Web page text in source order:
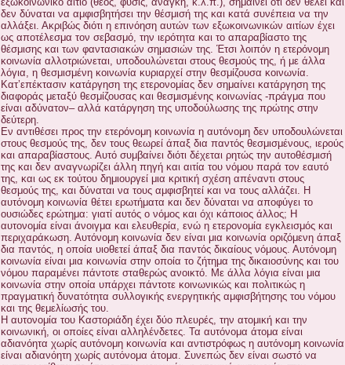
δεν δύναται να αμφισβητήσει την θέσμισή της και κατά συνέπεια να την
αλλάξει. Ακριβώς διότι η επινόηση αυτών των εξωκοινωνικών αιτίων έχει
ως αποτέλεσμα τον σεβασμό, την ιερότητα και το απαραβίαστο της
θέσμισης και των φαντασιακών σημασιών της. Έτσι λοιπόν η ετερόνομη
κοινωνία αλλοτριώνεται, υποδουλώνεται στους θεσμούς της, ή με άλλα
λόγια, η θεσμισμένη κοινωνία κυριαρχεί στην θεσμίζουσα κοινωνία.
Κατ’επέκτασιν κατάργηση της ετερονομίας δεν σημαίνει κατάργηση της
διαφοράς μεταξύ θεσμίζουσας και θεσμισμένης κοινωνίας -πράγμα που
είναι αδύνατον– αλλά κατάργηση της υποδούλωσης της πρώτης στην
δεύτερη.
Εν αντιθέσει προς την ετερόνομη κοινωνία η αυτόνομη δεν υποδουλώνεται
στους θεσμούς της, δεν τους θεωρεί άπαξ δια παντός θεσμισμένους, ιερούς
και απαραβίαστους. Αυτό συμβαίνει διότι δέχεται ρητώς την αυτοθέσμισή
της και δεν αναγνωρίζει άλλη πηγή και αιτία του νόμου παρά τον εαυτό
της, και ως εκ τούτου δημιουργεί μια κριτική σχέση απέναντι στους
θεσμούς της, και δύναται να τους αμφισβητεί και να τους αλλάζει. Η
αυτόνομη κοινωνία θέτει ερωτήματα και δεν δύναται να αποφύγει το
ουσιώδες ερώτημα: γιατί αυτός ο νόμος και όχι κάποιος άλλος; Η
αυτονομία είναι άνοιγμα και ελευθερία, ενώ η ετερονομία εγκλεισμός και
περιχαράκωση. Αυτόνομη κοινωνία δεν είναι μια κοινωνία οριζόμενη άπαξ
δια παντός, η οποία υιοθετεί άπαξ δια παντός δικαίους νόμους. Αυτόνομη
κοινωνία είναι μια κοινωνία στην οποία το ζήτημα της δικαιοσύνης και του
νόμου παραμένει πάντοτε σταθερώς ανοικτό. Με άλλα λόγια είναι μια
κοινωνία στην οποία υπάρχει πάντοτε κοινωνικώς και πολιτικώς η
πραγματική δυνατότητα συλλογικής ενεργητικής αμφισβήτησης του νόμου
και της θεμελίωσής του.
Η αυτονομία του Καστοριάδη έχει δύο πλευρές, την ατομική και την
κοινωνική, οι οποίες είναι αλληλένδετες. Τα αυτόνομα άτομα είναι
αδιανόητα χωρίς αυτόνομη κοινωνία και αντιστρόφως η αυτόνομη κοινωνία
είναι αδιανόητη χωρίς αυτόνομα άτομα. Συνεπώς δεν είναι σωστό να